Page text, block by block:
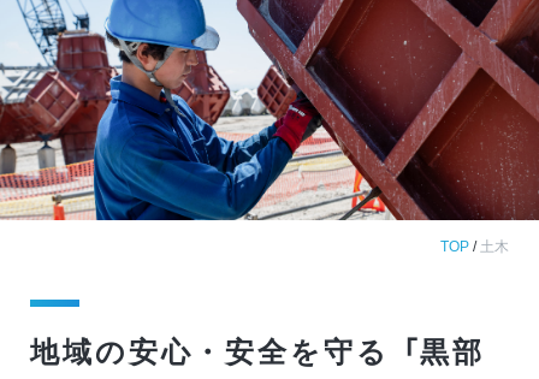
TOP / 土木
地域の安心・安全を守る
「黒部